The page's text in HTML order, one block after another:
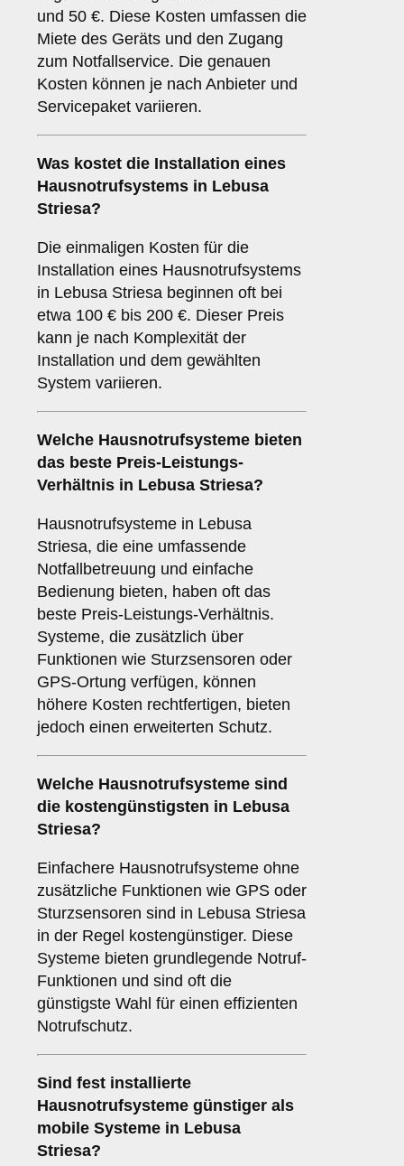
und 50 €. Diese Kosten umfassen die
Miete des Geräts und den Zugang
zum Notfallservice. Die genauen
Kosten können je nach Anbieter und
Servicepaket variieren.
Was kostet die Installation eines
Hausnotrufsystems in Lebusa
Striesa?
Die einmaligen Kosten für die
Installation eines Hausnotrufsystems
in Lebusa Striesa beginnen oft bei
etwa 100 € bis 200 €. Dieser Preis
kann je nach Komplexität der
Installation und dem gewählten
System variieren.
Welche Hausnotrufsysteme bieten
das beste Preis-Leistungs-
Verhältnis in Lebusa Striesa?
Hausnotrufsysteme in Lebusa
Striesa, die eine umfassende
Notfallbetreuung und einfache
Bedienung bieten, haben oft das
beste Preis-Leistungs-Verhältnis.
Systeme, die zusätzlich über
Funktionen wie Sturzsensoren oder
GPS-Ortung verfügen, können
höhere Kosten rechtfertigen, bieten
jedoch einen erweiterten Schutz.
Welche Hausnotrufsysteme sind
die kostengünstigsten in Lebusa
Striesa?
Einfachere Hausnotrufsysteme ohne
zusätzliche Funktionen wie GPS oder
Sturzsensoren sind in Lebusa Striesa
in der Regel kostengünstiger. Diese
Systeme bieten grundlegende Notruf-
Funktionen und sind oft die
günstigste Wahl für einen effizienten
Notrufschutz.
Sind fest installierte
Hausnotrufsysteme günstiger als
mobile Systeme in Lebusa
Striesa?